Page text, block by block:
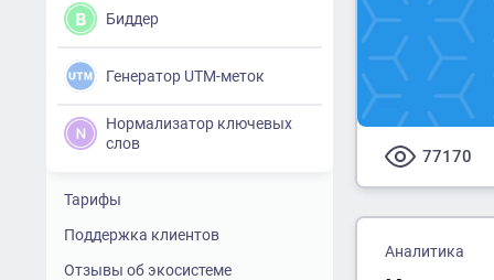
77170
Аналитика
Биддер
Генератор UTM-меток
Нормализатор ключевых
слов
Тарифы
Поддержка клиентов
Отзывы об экосистеме